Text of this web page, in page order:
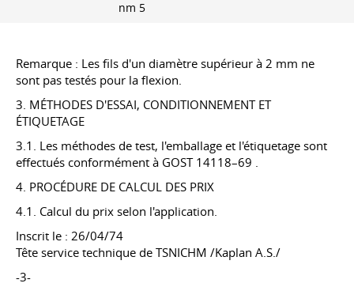
nm 5
Remarque : Les fils d'un diamètre supérieur à 2 mm ne
sont pas testés pour la flexion.
3. MÉTHODES D'ESSAI, CONDITIONNEMENT ET
ÉTIQUETAGE
3.1. Les méthodes de test, l'emballage et l'étiquetage sont
effectués conformément à GOST 14118–69 .
4. PROCÉDURE DE CALCUL DES PRIX
4.1. Calcul du prix selon l'application.
Inscrit le : 26/04/74
Tête service technique de TSNICHM /Kaplan A.S./
-3-